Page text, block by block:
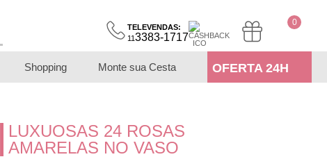
0
TELEVENDAS:
113383-1717
Shopping Monte sua Cesta OFERTA 24H
LUXUOSAS 24 ROSAS
AMARELAS NO VASO